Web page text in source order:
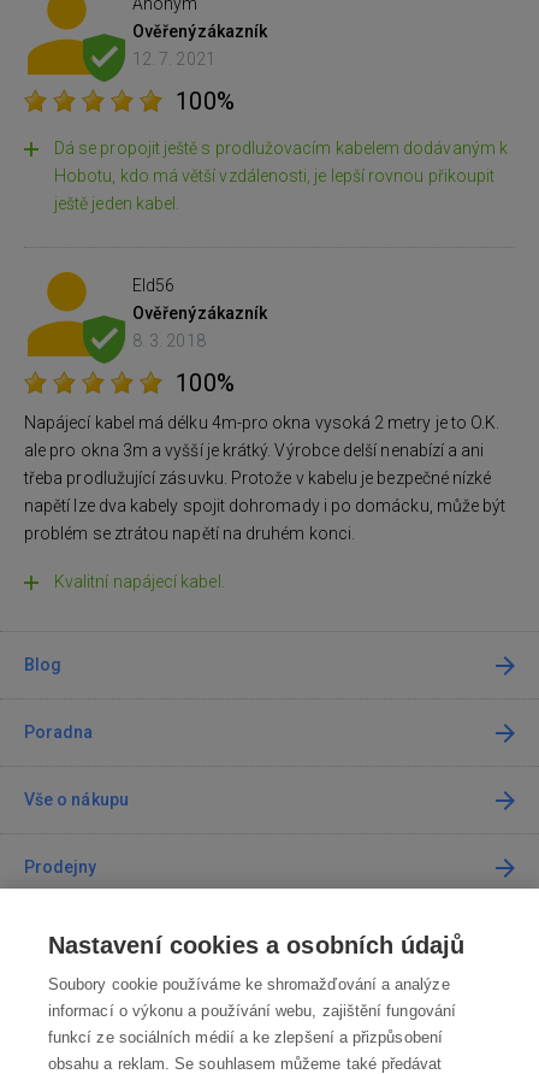
Ověřenýzákazník
12. 7. 2021
100%
Dá se propojit ještě s prodlužovacím kabelem dodávaným k
Hobotu, kdo má větší vzdálenosti, je lepší rovnou přikoupit
ještě jeden kabel.
Eld56
Ověřenýzákazník
8. 3. 2018
100%
Napájecí kabel má délku 4m-pro okna vysoká 2 metry je to O.K.
ale pro okna 3m a vyšší je krátký. Výrobce delší nenabízí a ani
třeba prodlužující zásuvku. Protože v kabelu je bezpečné nízké
napětí lze dva kabely spojit dohromady i po domácku, může být
problém se ztrátou napětí na druhém konci.
Kvalitní napájecí kabel.
Blog
Poradna
Vše o nákupu
Prodejny
Kontakt
Kontaktujte nás
info@robotworld.cz
Nastavení cookies a osobních údajů
Soubory cookie používáme ke shromažďování a analýze
informací o výkonu a používání webu, zajištění fungování
funkcí ze sociálních médií a ke zlepšení a přizpůsobení
obsahu a reklam. Se souhlasem můžeme také předávat